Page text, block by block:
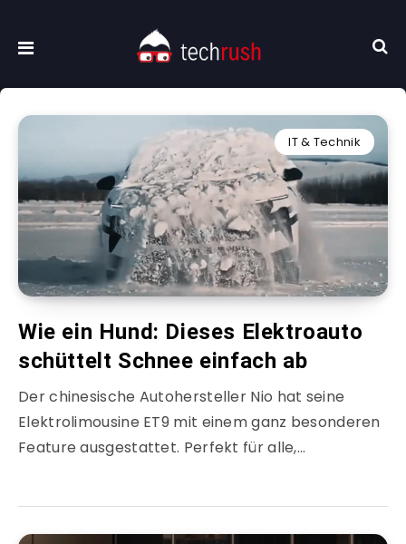
IT & Technik
Wie ein Hund: Dieses Elektroauto
schüttelt Schnee einfach ab
Der chinesische Autohersteller Nio hat seine
Elektrolimousine ET9 mit einem ganz besonderen
Feature ausgestattet. Perfekt für alle,…